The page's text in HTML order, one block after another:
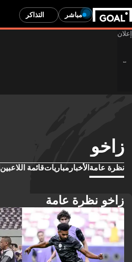
مباشر التذاكر
زاخو
نظرة عامة الأخبار مبارياتقائمة اللاعبين
زاخو نظرة عامة